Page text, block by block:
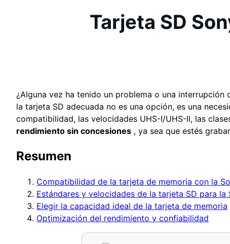
Tarjeta SD
¿Alguna vez ha tenido un problema o una
la tarjeta SD adecuada no es una opción, es una
compatibilidad, las velocidades UHS-I/UHS-II, las
rendimiento sin concesiones , ya sea que estés
Resumen
Compatibilidad de la tarjeta de memoria con la
Estándares y velocidades de la tarjeta SD para la
Elegir la capacidad ideal de la tarjeta de memoria
Optimización del rendimiento y confiabilidad